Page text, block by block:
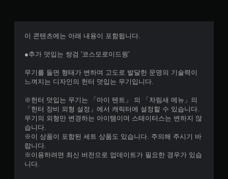
이 콘텐츠에는 아래 내용이 포함됩니다.
●추가 덧입는 쌍검 '코스모로이드윙'
무기를 들면 형태가 변하며 고도로 발달한 문명의 기술력이
느껴지는 디자인의 헌터 덧입는 무기입니다.
※헌터 덧입는 무기는 「마이 텐트」 의 「차림새 메뉴」의
「헌터 장비 외형 설정」에서 캐릭터에 설정할 수 있습니다.
무기의 외형만 변경하는 아이템이며 스테이터스는 변하지 않
습니다.
※이 상품이 포함된 세트 상품도 있습니다. 주의해 주시기 바
랍니다.
※이용하려면 최신 버전으로 업데이트가 필요한 경우가 있습
니다.